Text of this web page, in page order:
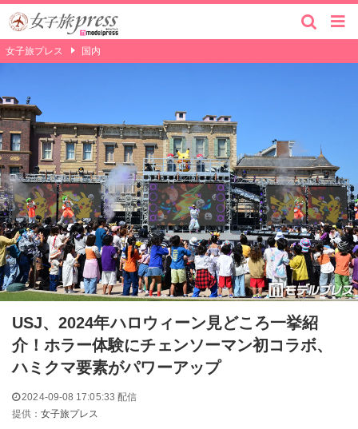
女子旅プレス 国内
USJ、2024年ハロウィーン見どころ一挙紹
介！ホラー体験にチェンソーマン初コラボ、
ハミクマ要素がパワーアップ
2024-09-08 17:05:33 配信
提供：女子旅プレス